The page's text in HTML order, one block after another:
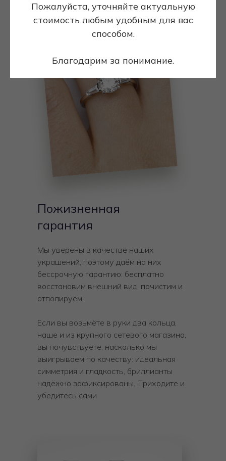
Пожалуйста, уточняйте актуальную
стоимость любым удобным для вас
способом.
Благодарим за понимание.
Пожизненная
гарантия
Мы уверены в качестве наших
украшений, поэтому даём на них
бессрочную гарантию: бесплатно
восстановим внешний вид, почистим и
отполируем.
Если вы возьмёте в руки два кольца,
наше и из крупного сетевого магазина,
вы почувствуете, насколько мы
выигрываем по качеству: идеальная
симметрия и гладкость, бриллианты
надёжно зафиксированы. Приходите и
убедитесь сами